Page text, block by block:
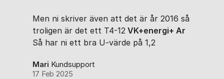
Men ni skriver även att det är år 2016 så
troligen är det ett T4-12 VK+energi+ Ar
Så har ni ett bra U-värde på 1,2
Mari Kundsupport
17 Feb 2025